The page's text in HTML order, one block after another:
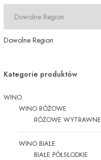
Dowolne Region
Kategorie produktów
WINO
WINO RÓŻOWE
RÓŻOWE WYTRAWNE
WINO BIAŁE
BIAŁE PÓŁSŁODKIE